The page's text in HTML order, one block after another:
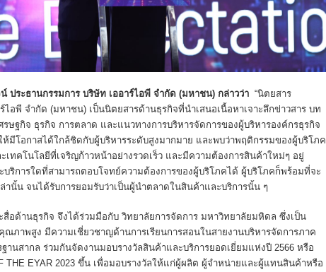
ประธานกรรมการ บริษัท เออาร์ไอพี จำกัด (มหาชน) กล่าวว่า“นิตยสาร
ไอพี จำกัด (มหาชน) เป็นนิตยสารด้านธุรกิจที่นำเสนอเนื้อหาเจาะลึกข่าวสาร บท
ษฐกิจ ธุรกิจ การตลาด และแนวทางการบริหารจัดการของผู้บริหารองค์กรธุรกิจ
มีโอกาสได้ใกล้ชิดกับผู้บริหารระดับสูงมากมาย และพบว่าพฤติกรรมของผู้บริโภค
เทคโนโลยีที่เจริญก้าวหน้าอย่างรวดเร็ว และมีความต้องการสินค้าใหม่ๆ อยู่
บริการใดที่สามารถตอบโจทย์ความต้องการของผู้บริโภคได้ ผู้บริโภคก็พร้อมที่จะ
านั้น จนได้รับการยอมรับว่าเป็นผู้นำตลาดในสินค้าและบริการนั้น ๆ
นธุรกิจ จึงได้ร่วมมือกับ วิทยาลัยการจัดการ มหาวิทยาลัยมหิดล ซึ่งเป็น
ณภาพสูง มีความเชี่ยวชาญด้านการเรียนการสอนในสายงานบริหารจัดการภาค
านสากล ร่วมกันจัดงานมอบรางวัลสินค้าและบริการยอดเยี่ยมแห่งปี 2566 หรือ
THE EYAR 2023 ขึ้น เพื่อมอบรางวัลให้แก่ผู้ผลิต ผู้จำหน่ายและผู้แทนสินค้าหรือ